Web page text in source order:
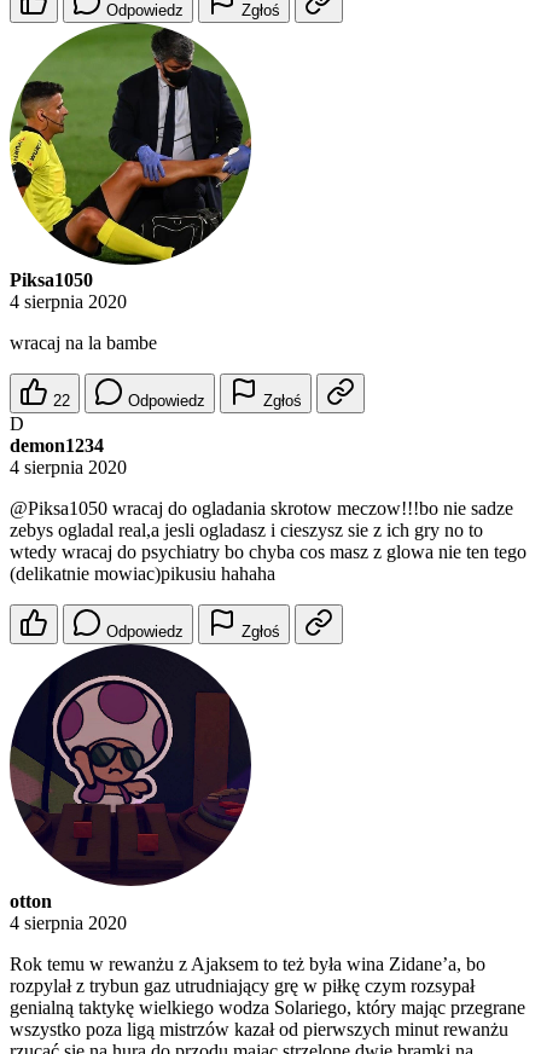
Odpowiedz Zgłoś
Piksa1050
4 sierpnia 2020
wracaj na la bambe
22 Odpowiedz Zgłoś
D
demon1234
4 sierpnia 2020
@Piksa1050 wracaj do ogladania skrotow meczow!!!bo nie sadze
zebys ogladal real,a jesli ogladasz i cieszysz sie z ich gry no to
wtedy wracaj do psychiatry bo chyba cos masz z glowa nie ten tego
(delikatnie mowiac)pikusiu hahaha
Odpowiedz Zgłoś
otton
4 sierpnia 2020
Rok temu w rewanżu z Ajaksem to też była wina Zidane’a, bo
rozpylał z trybun gaz utrudniający grę w piłkę czym rozsypał
genialną taktykę wielkiego wodza Solariego, który mając przegrane
wszystko poza ligą mistrzów kazał od pierwszych minut rewanżu